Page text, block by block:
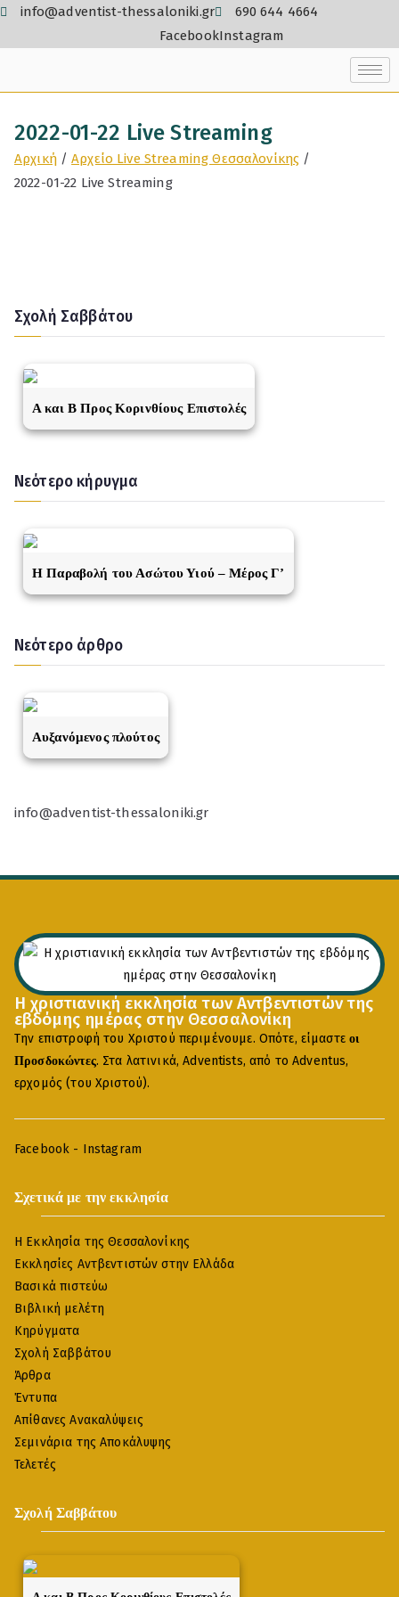
info@adventist-thessaloniki.gr
690 644 4664
FacebookInstagram
2022-01-22 Live Streaming
Αρχική
Αρχείο Live Streaming Θεσσαλονίκης
2022-01-22 Live Streaming
Σχολή Σαββάτου
A και Β Προς Κορινθίους Επιστολές
Νεότερο κήρυγμα
Η Παραβολή του Ασώτου Υιού – Μέρος Γ’
Νεότερο άρθρο
Αυξανόμενος πλούτος
info@adventist-thessaloniki.gr
Η χριστιανική εκκλησία των Αντβεντιστών της
εβδόμης ημέρας στην Θεσσαλονίκη
Την επιστροφή του Χριστού περιμένουμε. Οπότε, είμαστεοι
Προσδοκώντες. Στα λατινικά, Adventists, από το Adventus,
ερχομός (του Χριστού).
Facebook - Instagram
Σχετικά με την εκκλησία
Η Εκκλησία της Θεσσαλονίκης
Εκκλησίες Αντβεντιστών στην Ελλάδα
Βασικά πιστεύω
Βιβλική μελέτη
Κηρύγματα
Σχολή Σαββάτου
Άρθρα
Έντυπα
Απίθανες Ανακαλύψεις
Σεμινάρια της Αποκάλυψης
Τελετές
Σχολή Σαββάτου